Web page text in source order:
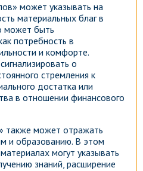
может указывать на
материальных благ в
может быть
потребность в
и комфорте.
о
стремления к
достатка или
в отношении финансового
также может отражать
и образованию. В этом
могут указывать
знаний, расширение